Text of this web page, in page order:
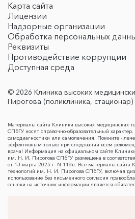
Карта сайта
Лицензии
Надзорные организации
Обработка персональных
Реквизиты
Противодействие коррупции
Доступная среда
© 2026 Клиника высоких
Пирогова (поликлиника,
Материалы сайта Клиники высоких медицинских
СПбГУ носят справочно-образовательный
самодиагностики или самолечения. Помните -
эффективным только при следовании всем
врача! Информация на официальном сайте
им. Н. И. Пирогова СПбГУ размещена в
от 13 марта 2025 г. N 118н. Все материалы сайта
технологий им. Н. И. Пирогова СПбГУ, включая
использование без письменного согласия
ссылки на источник информации является